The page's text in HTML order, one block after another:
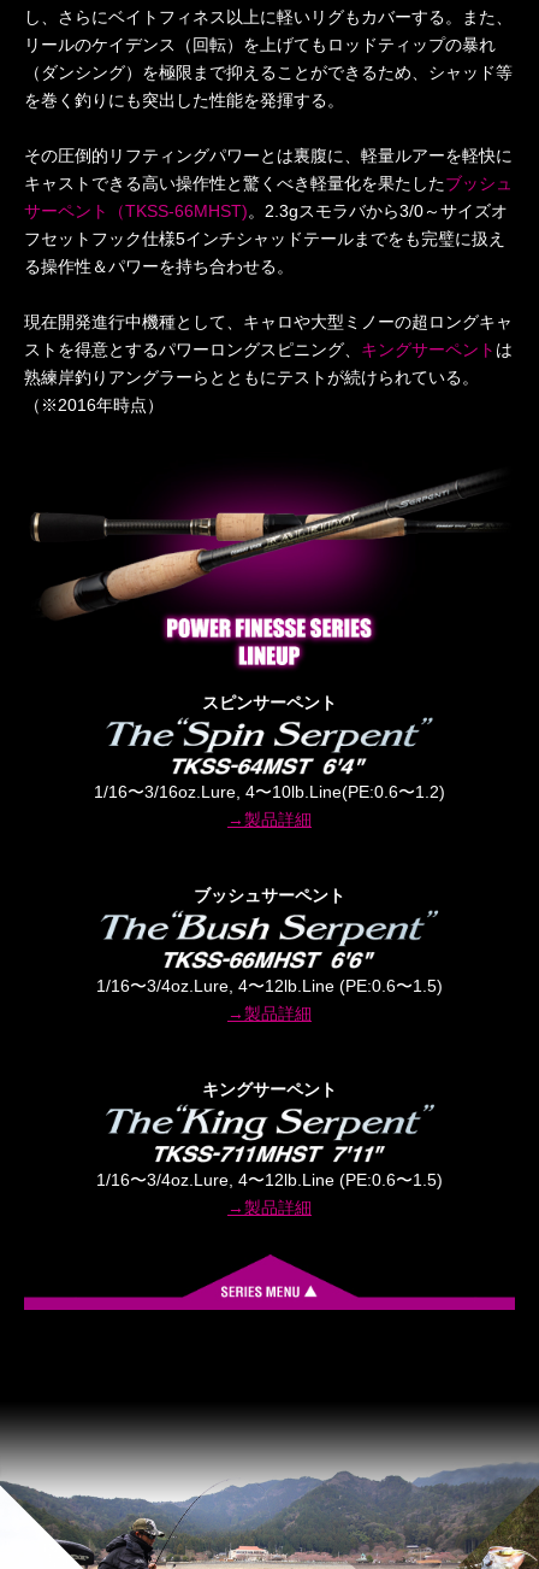
し、さらにベイトフィネス以上に軽いリグもカバーする。また、
リールのケイデンス（回転）を上げてもロッドティップの暴れ
（ダンシング）を極限まで抑えることができるため、シャッド等
を巻く釣りにも突出した性能を発揮する。
その圧倒的リフティングパワーとは裏腹に、軽量ルアーを軽快に
キャストできる高い操作性と驚くべき軽量化を果たしたブッシュ
サーペント（TKSS-66MHST)。2.3gスモラバから3/0～サイズオ
フセットフック仕様5インチシャッドテールまでをも完璧に扱え
る操作性＆パワーを持ち合わせる。
現在開発進行中機種として、キャロや大型ミノーの超ロングキャ
ストを得意とするパワーロングスピニング、 キングサーペント は
熟練岸釣りアングラーらとともにテストが続けられている。
（※2016年時点）
スピンサーペント
1/16〜3/16oz.Lure, 4〜10lb.Line(PE:0.6〜1.2)
→製品詳細
ブッシュサーペント
1/16〜3/4oz.Lure, 4〜12lb.Line (PE:0.6〜1.5)
→製品詳細
キングサーペント
1/16〜3/4oz.Lure, 4〜12lb.Line (PE:0.6〜1.5)
→製品詳細